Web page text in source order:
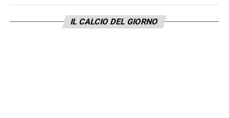
Chukwueze, Liberali, Chaka Traoré; Colombo.
IL CALCIO DEL GIORNO